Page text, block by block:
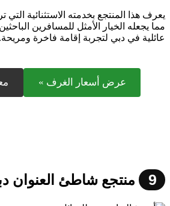
يعرف هذا المنتجع بخدمته الاستثنائية
مما يجعله الخيار الأمثل للمسافرين
عائلية في دبي لتجربة إقامة فاخرة ومريحة.
عرض أسعار الغرف »
9 منتجع شاطئ العنوان